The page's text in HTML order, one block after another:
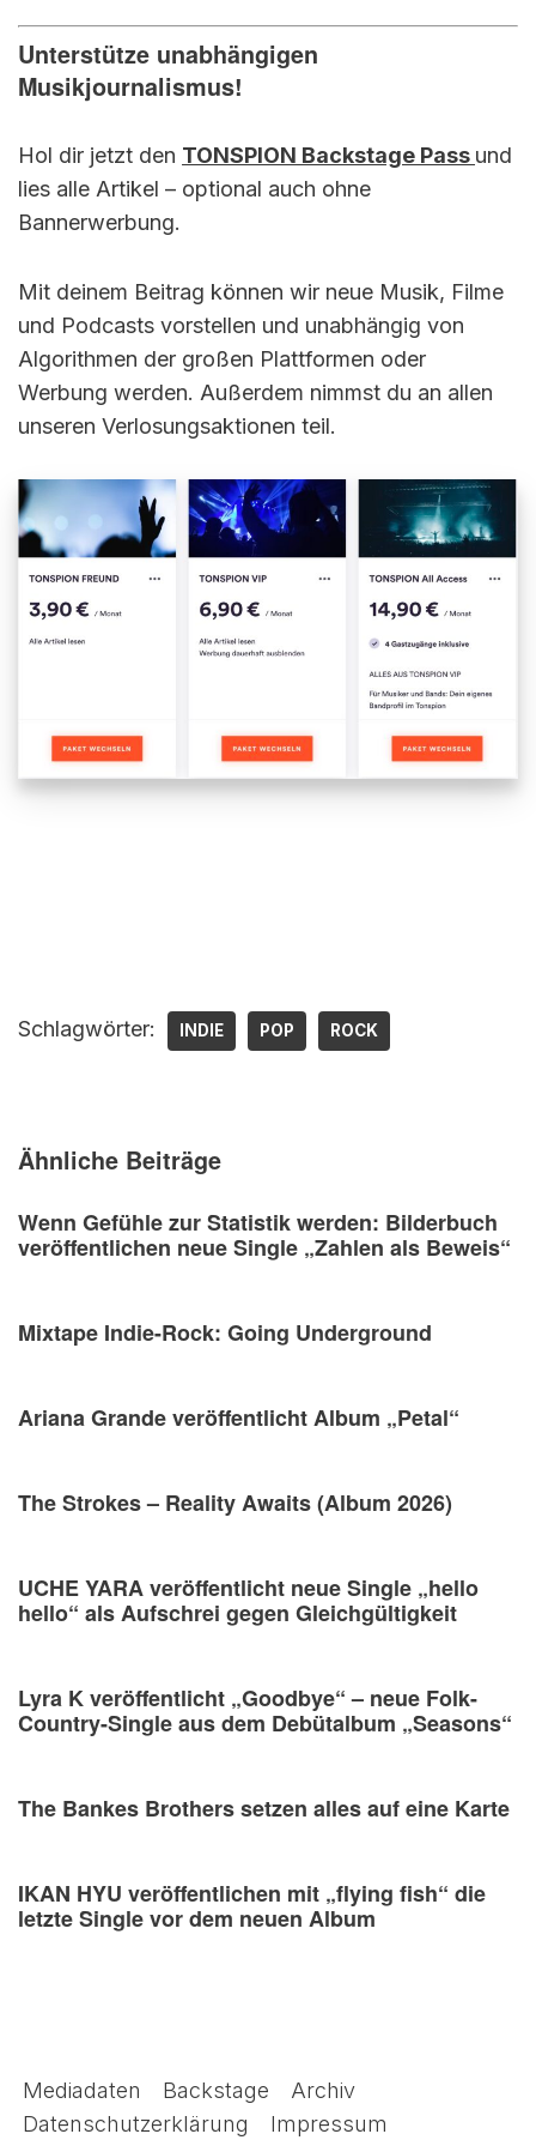
Unterstütze unabhängigen
Musikjournalismus!
Hol dir jetzt den TONSPION Backstage Pass und
lies alle Artikel – optional auch ohne
Bannerwerbung.
Mit deinem Beitrag können wir neue Musik, Filme
und Podcasts vorstellen und unabhängig von
Algorithmen der großen Plattformen oder
Werbung werden. Außerdem nimmst du an allen
unseren Verlosungsaktionen teil.
Schlagwörter: INDIE POP ROCK
Ähnliche Beiträge
Wenn Gefühle zur Statistik werden: Bilderbuch
veröffentlichen neue Single „Zahlen als Beweis“
Mixtape Indie-Rock: Going Underground
Ariana Grande veröffentlicht Album „Petal“
The Strokes – Reality Awaits (Album 2026)
UCHE YARA veröffentlicht neue Single „hello
hello“ als Aufschrei gegen Gleichgültigkeit
Lyra K veröffentlicht „Goodbye“ – neue Folk-
Country-Single aus dem Debütalbum „Seasons“
The Bankes Brothers setzen alles auf eine Karte
IKAN HYU veröffentlichen mit „flying fish“ die
letzte Single vor dem neuen Album
Mediadaten Backstage
Archiv
Datenschutzerklärung
Impressum